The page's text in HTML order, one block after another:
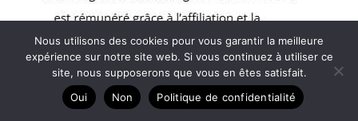
Nous utilisons des cookies pour vous garantir la meilleure
expérience sur notre site web. Si vous continuez à utiliser ce
site, nous supposerons que vous en êtes satisfait.
Oui
Non Politique de confidentialité